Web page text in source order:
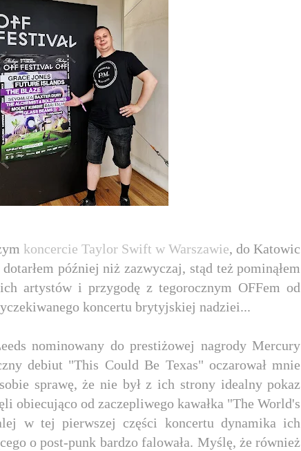
koncercie Taylor Swift w Warszawie, do Katowic
później niż zazwyczaj, stąd też pominąłem
artystów i przygodę z tegorocznym OFFem od
koncertu brytyjskiej nadziei...
nominowany do prestiżowej nagrody Mercury
debiut "This Could Be Texas" oczarował mnie
sprawę, że nie był z ich strony idealny pokaz
obiecująco od zaczepliwego kawałka "The World's
w tej pierwszej części koncertu dynamika ich
o post-punk bardzo falowała. Myślę, że również